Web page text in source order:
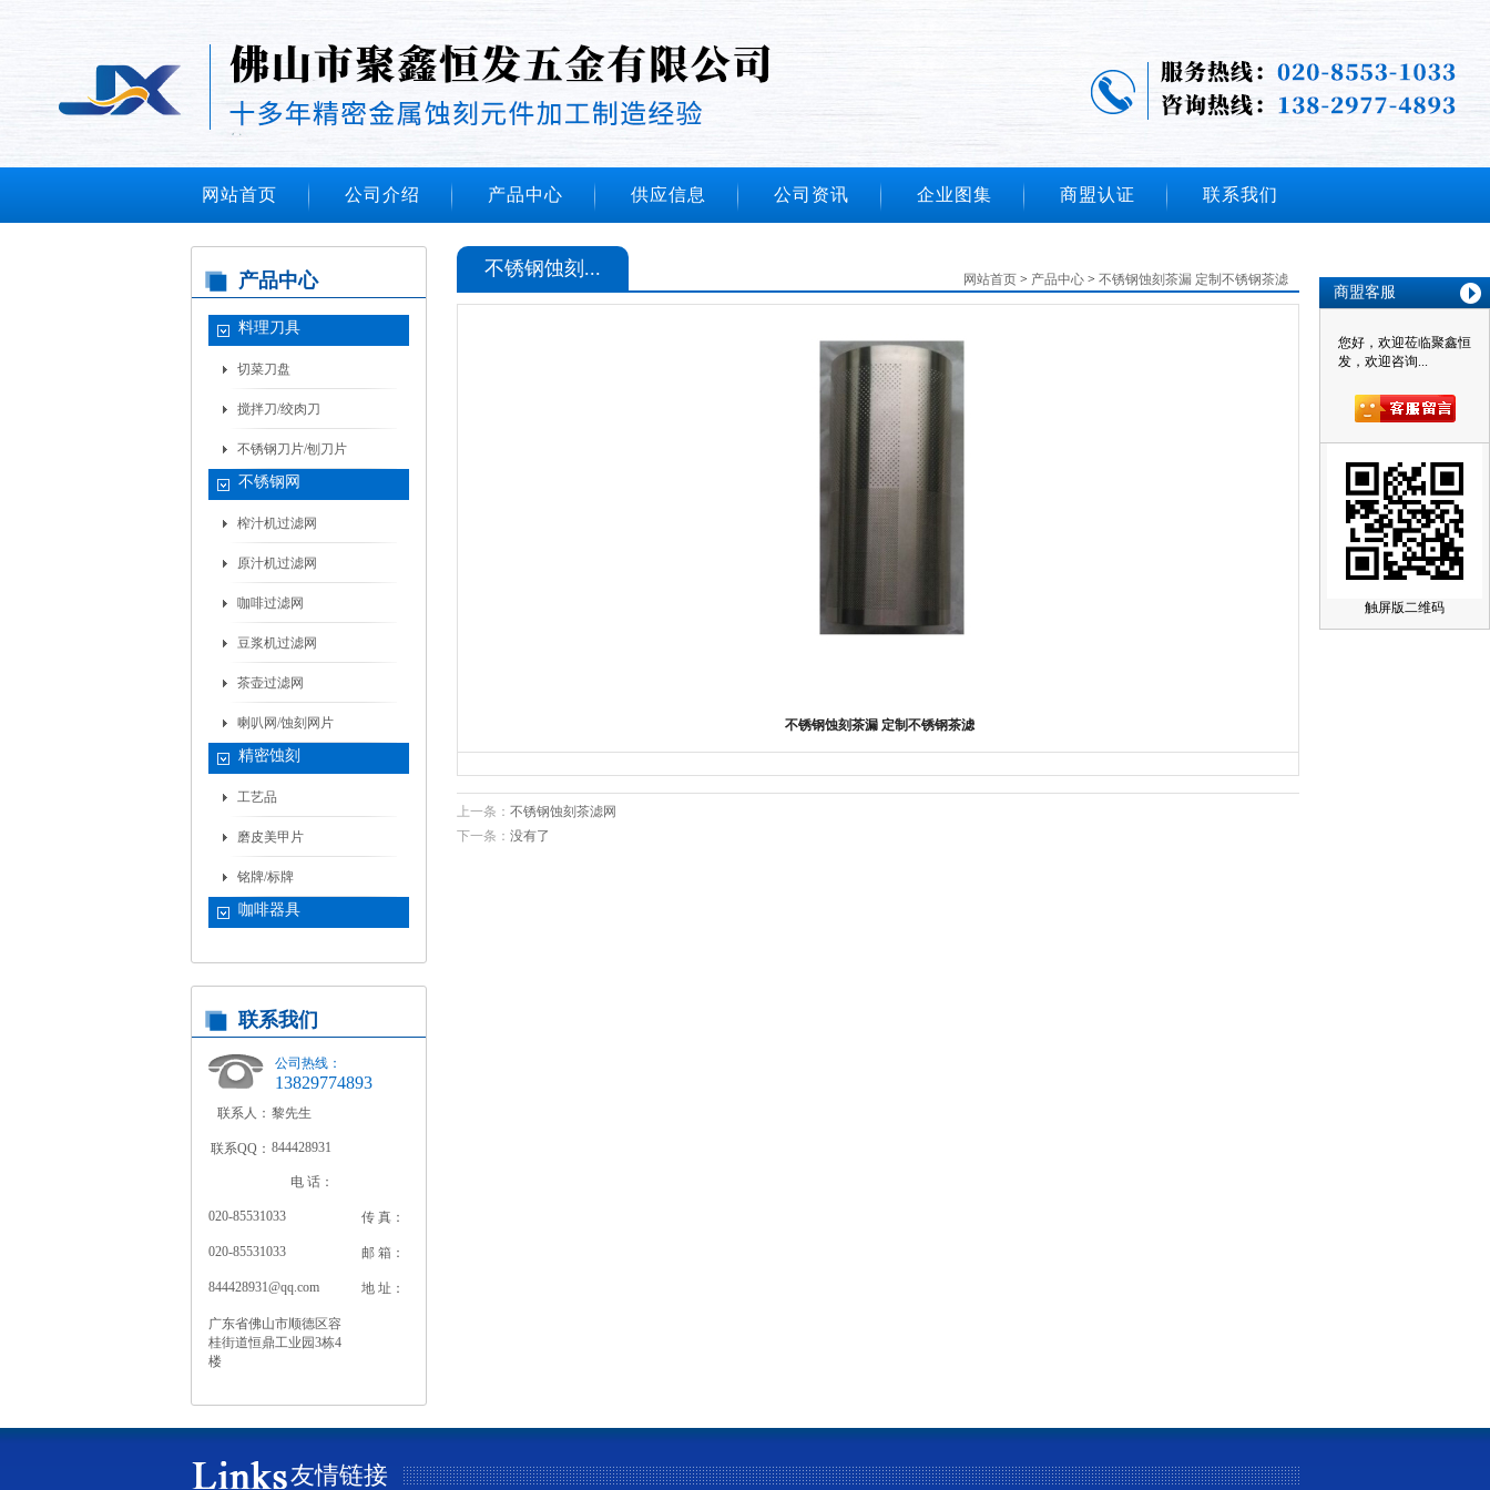
商盟客服
您好，欢迎莅临聚鑫恒
发，欢迎咨询...
触屏版二维码
公司热线： 13829774893
网站首页 公司介绍 产品中心 供应信息 公司资讯 企业图集 商盟认证 联系我们
产品中心
料理刀具
切菜刀盘
搅拌刀/绞肉刀
不锈钢刀片/刨刀片
不锈钢网
榨汁机过滤网
原汁机过滤网
咖啡过滤网
豆浆机过滤网
茶壶过滤网
喇叭网/蚀刻网片
精密蚀刻
工艺品
磨皮美甲片
铭牌/标牌
咖啡器具
联系我们
公司热线：
13829774893
联系人： 黎先生
联系QQ： 844428931
电 话：
020-85531033 传 真：
020-85531033 邮 箱：
844428931@qq.com 地 址：
广东省佛山市顺德区容
桂街道恒鼎工业园3栋4
楼
网站首页 > 产品中心 > 不锈钢蚀刻茶漏 定制不锈钢茶滤
不锈钢蚀刻...
不锈钢蚀刻茶漏 定制不锈钢茶滤
上一条： 不锈钢蚀刻茶滤网
下一条： 没有了
友情链接